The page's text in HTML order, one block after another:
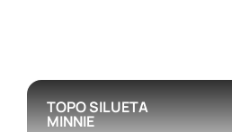
TOPO SILUETA
MINNIE